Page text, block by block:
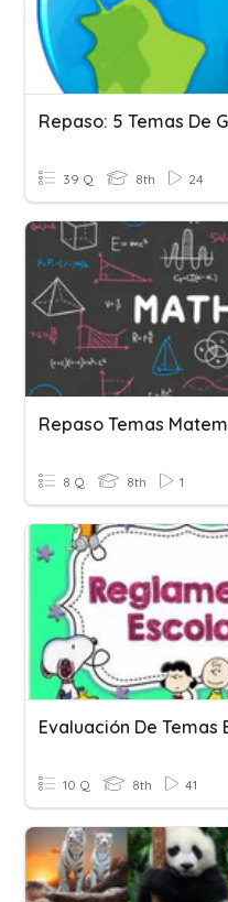
Repaso: 5 Temas De
39 Q 8th 24
Repaso Temas
8 Q 8th 1
10 Q 8th 41